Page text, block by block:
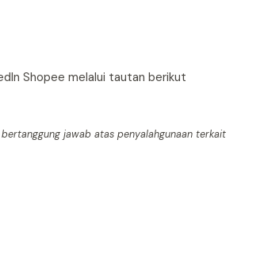
Shopee melalui tautan berikut
jawab atas penyalahgunaan terkait